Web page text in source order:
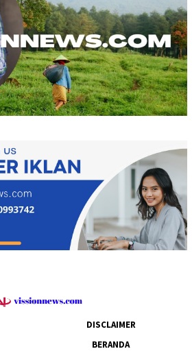
DISCLAIMER
BERANDA